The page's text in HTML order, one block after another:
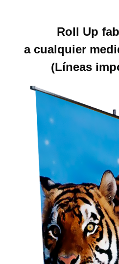
Roll Up
a cualquier
(Líneas